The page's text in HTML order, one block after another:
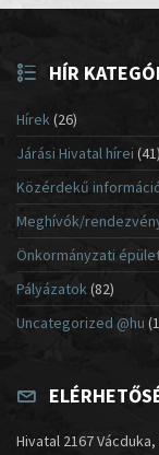
HÍR
Hírek(26)
Járási Hivatal hírei (41)
Közérdekű
Meghívók/
Önkormányzati
Pályázatok (82)
Uncategorized @hu
Hivatal 2167